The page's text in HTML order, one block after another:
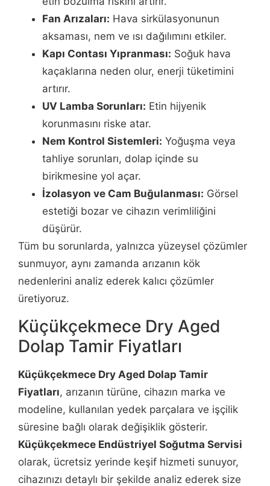
Fan Arızaları: Hava sirkülasyonunun
aksaması, nem ve ısı dağılımını etkiler.
Kapı Contası Yıpranması: Soğuk hava
kaçaklarına neden olur, enerji tüketimini
artırır.
UV Lamba Sorunları: Etin hijyenik
korunmasını riske atar.
Nem Kontrol Sistemleri: Yoğuşma veya
tahliye sorunları, dolap içinde su
birikmesine yol açar.
İzolasyon ve Cam Buğulanması: Görsel
estetiği bozar ve cihazın verimliliğini
düşürür.
Tüm bu sorunlarda, yalnızca yüzeysel çözümler
sunmuyor, aynı zamanda arızanın kök
nedenlerini analiz ederek kalıcı çözümler
üretiyoruz.
Küçükçekmece Dry Aged
Dolap Tamir Fiyatları
Küçükçekmece Dry Aged Dolap Tamir
Fiyatları, arızanın türüne, cihazın marka ve
modeline, kullanılan yedek parçalara ve işçilik
süresine bağlı olarak değişiklik gösterir.
Küçükçekmece Endüstriyel Soğutma Servisi
olarak, ücretsiz yerinde keşif hizmeti sunuyor,
cihazınızı detaylı bir şekilde analiz ederek size